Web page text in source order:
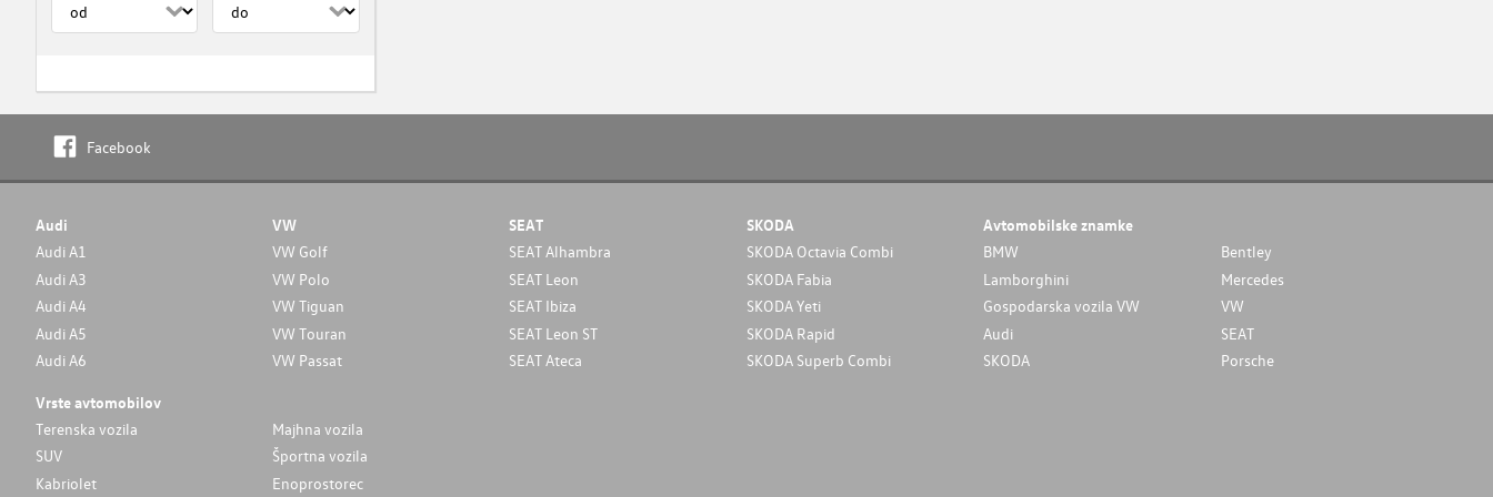
Facebook
Audi
Audi A1
Audi A3
Audi A4
Audi A5
Audi A6
VW
VW Golf
VW Polo
VW Tiguan
VW Touran
VW Passat
SEAT
SEAT Alhambra
SEAT Leon
SEAT Ibiza
SEAT Leon ST
SEAT Ateca
SKODA
SKODA Octavia Combi
SKODA Fabia
SKODA Yeti
SKODA Rapid
SKODA Superb Combi
Avtomobilske znamke
BMW
Bentley
Lamborghini
Mercedes
Gospodarska vozila VW
VW
Audi
SEAT
SKODA
Porsche
Vrste avtomobilov
Terenska vozila
Majhna vozila
SUV
Športna vozila
Kabriolet
Enoprostorec